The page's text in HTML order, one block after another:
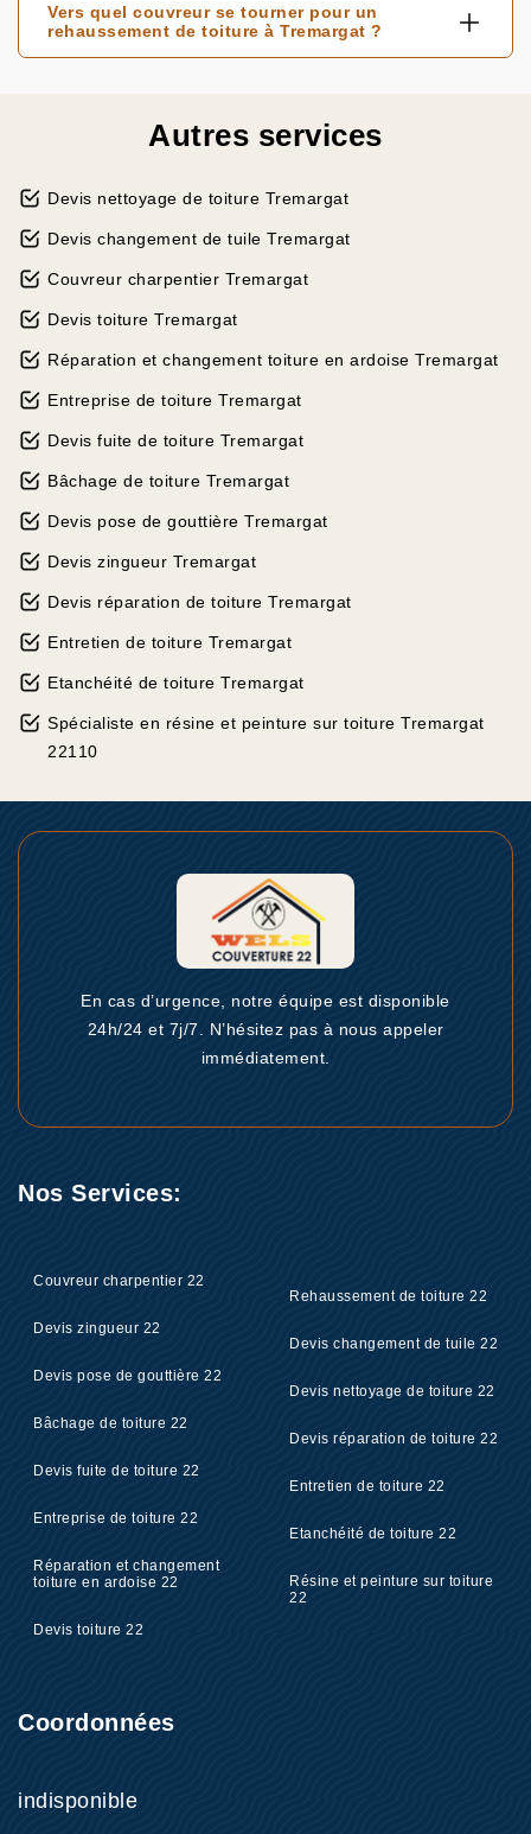
Vers quel couvreur se tourner pour un
rehaussement de toiture à Tremargat ?
Autres services
Devis nettoyage de toiture Tremargat
Devis changement de tuile Tremargat
Couvreur charpentier Tremargat
Devis toiture Tremargat
Réparation et changement toiture en ardoise Tremargat
Entreprise de toiture Tremargat
Devis fuite de toiture Tremargat
Bâchage de toiture Tremargat
Devis pose de gouttière Tremargat
Devis zingueur Tremargat
Devis réparation de toiture Tremargat
Entretien de toiture Tremargat
Etanchéité de toiture Tremargat
Spécialiste en résine et peinture sur toiture Tremargat
22110
En cas d’urgence, notre équipe est disponible
24h/24 et 7j/7. N’hésitez pas à nous appeler
immédiatement.
Nos Services:
Couvreur charpentier 22
Devis zingueur 22
Devis pose de gouttière 22
Bâchage de toiture 22
Devis fuite de toiture 22
Entreprise de toiture 22
Réparation et changement
toiture en ardoise 22
Devis toiture 22
Rehaussement de toiture 22
Devis changement de tuile 22
Devis nettoyage de toiture 22
Devis réparation de toiture 22
Entretien de toiture 22
Etanchéité de toiture 22
Résine et peinture sur toiture
22
Coordonnées
indisponible